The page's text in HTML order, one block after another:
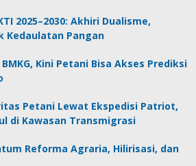
2025–2030: Akhiri Dualisme,
Kedaulatan Pangan
Kini Petani Bisa Akses Prediksi
Petani Lewat Ekspedisi Patriot,
di Kawasan Transmigrasi
Reforma Agraria, Hilirisasi, dan